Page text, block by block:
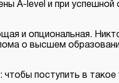
A-level и при успешной
и опциональная.
о высшем
поступить в такое